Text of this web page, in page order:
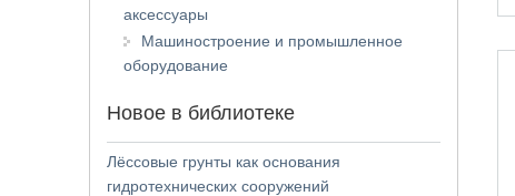
аксессуары
Машиностроение и промышленное
оборудование
Новое в библиотеке
Лёссовые грунты как основания
гидротехнических сооружений